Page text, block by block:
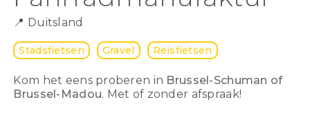
📍 Duitsland
Stadsfietsen Gravel Reisfietsen
Kom het eens proberen in Brussel-Schuman of
Brussel-Madou. Met of zonder afspraak!